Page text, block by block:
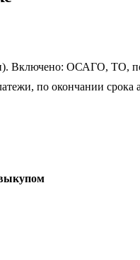
Включено: ОСАГО, ТО,
по окончании